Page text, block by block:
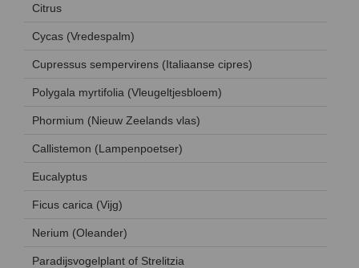
Citrus
Cycas (Vredespalm)
Cupressus sempervirens (Italiaanse cipres)
Polygala myrtifolia (Vleugeltjesbloem)
Phormium (Nieuw Zeelands vlas)
Callistemon (Lampenpoetser)
Eucalyptus
Ficus carica (Vijg)
Nerium (Oleander)
Paradijsvogelplant of Strelitzia